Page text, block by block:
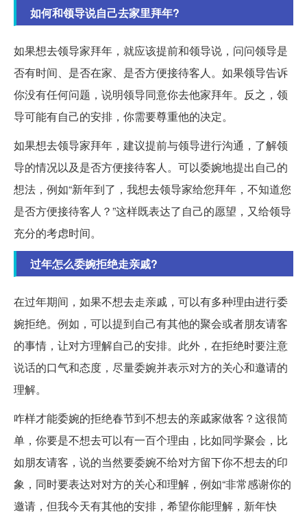
如何和领导说自己去家里拜年?
如果想去领导家拜年，就应该提前和领导说，问问领导是
否有时间、是否在家、是否方便接待客人。如果领导告诉
你没有任何问题，说明领导同意你去他家拜年。反之，领
导可能有自己的安排，你需要尊重他的决定。
如果想去领导家拜年，建议提前与领导进行沟通，了解领
导的情况以及是否方便接待客人。可以委婉地提出自己的
想法，例如“新年到了，我想去领导家给您拜年，不知道您
是否方便接待客人？”这样既表达了自己的愿望，又给领导
充分的考虑时间。
过年怎么委婉拒绝走亲戚?
在过年期间，如果不想去走亲戚，可以有多种理由进行委
婉拒绝。例如，可以提到自己有其他的聚会或者朋友请客
的事情，让对方理解自己的安排。此外，在拒绝时要注意
说话的口气和态度，尽量委婉并表示对方的关心和邀请的
理解。
咋样才能委婉的拒绝春节到不想去的亲戚家做客？这很简
单，你要是不想去可以有一百个理由，比如同学聚会，比
如朋友请客，说的当然要委婉不给对方留下你不想去的印
象，同时要表达对对方的关心和理解，例如“非常感谢你的
邀请，但我今天有其他的安排，希望你能理解，新年快